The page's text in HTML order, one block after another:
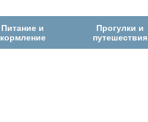
Питание и
кормление
Прогулки и
путешествия